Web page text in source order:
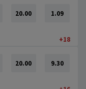
20.00 1.09
+18
20.00 9.30